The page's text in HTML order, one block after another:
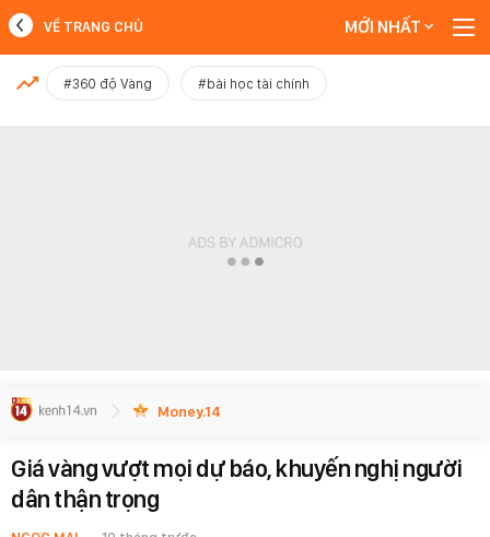
MỚI NHẤT
VỀ TRANG CHỦ MỚI NHẤT
#360 độ Vàng #bài học tài chính
Money.14
Giá vàng vượt mọi dự báo, khuyến nghị người
dân thận trọng